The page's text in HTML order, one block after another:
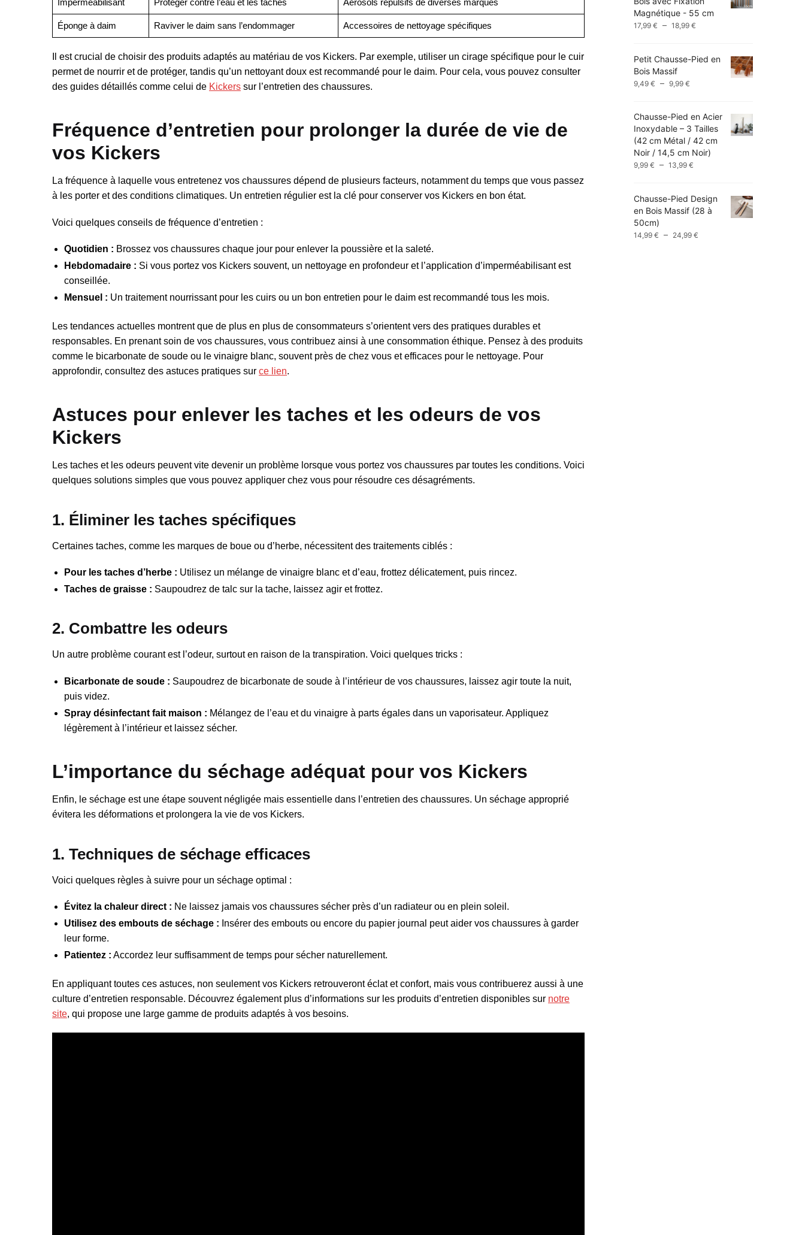
Éponge à daim Raviver le daim sans l’endommager Accessoires de nettoyage spécifiques
Il est crucial de choisir des produits adaptés au matériau de vos Kickers. Par exemple, utiliser un cirage spécifique pour le cuir
permet de nourrir et de protéger, tandis qu’un nettoyant doux est recommandé pour le daim. Pour cela, vous pouvez consulter
des guides détaillés comme celui de Kickers sur l’entretien des chaussures.
Fréquence d’entretien pour prolonger la durée de vie de
vos Kickers
La fréquence à laquelle vous entretenez vos chaussures dépend de plusieurs facteurs, notamment du temps que vous passez
à les porter et des conditions climatiques. Un entretien régulier est la clé pour conserver vos Kickers en bon état.
Voici quelques conseils de fréquence d’entretien :
Quotidien : Brossez vos chaussures chaque jour pour enlever la poussière et la saleté.
Hebdomadaire : Si vous portez vos Kickers souvent, un nettoyage en profondeur et l’application d’imperméabilisant est
conseillée.
Mensuel : Un traitement nourrissant pour les cuirs ou un bon entretien pour le daim est recommandé tous les mois.
Les tendances actuelles montrent que de plus en plus de consommateurs s’orientent vers des pratiques durables et
responsables. En prenant soin de vos chaussures, vous contribuez ainsi à une consommation éthique. Pensez à des produits
comme le bicarbonate de soude ou le vinaigre blanc, souvent près de chez vous et efficaces pour le nettoyage. Pour
approfondir, consultez des astuces pratiques sur ce lien.
Astuces pour enlever les taches et les odeurs de vos
Kickers
Les taches et les odeurs peuvent vite devenir un problème lorsque vous portez vos chaussures par toutes les conditions. Voici
quelques solutions simples que vous pouvez appliquer chez vous pour résoudre ces désagréments.
1. Éliminer les taches spécifiques
Certaines taches, comme les marques de boue ou d’herbe, nécessitent des traitements ciblés :
Pour les taches d’herbe : Utilisez un mélange de vinaigre blanc et d’eau, frottez délicatement, puis rincez.
Taches de graisse : Saupoudrez de talc sur la tache, laissez agir et frottez.
2. Combattre les odeurs
Un autre problème courant est l’odeur, surtout en raison de la transpiration. Voici quelques tricks :
Bicarbonate de soude : Saupoudrez de bicarbonate de soude à l’intérieur de vos chaussures, laissez agir toute la nuit,
puis videz.
Spray désinfectant fait maison : Mélangez de l’eau et du vinaigre à parts égales dans un vaporisateur. Appliquez
légèrement à l’intérieur et laissez sécher.
L’importance du séchage adéquat pour vos Kickers
Enfin, le séchage est une étape souvent négligée mais essentielle dans l’entretien des chaussures. Un séchage approprié
évitera les déformations et prolongera la vie de vos Kickers.
1. Techniques de séchage efficaces
Voici quelques règles à suivre pour un séchage optimal :
Évitez la chaleur direct : Ne laissez jamais vos chaussures sécher près d’un radiateur ou en plein soleil.
Utilisez des embouts de séchage : Insérer des embouts ou encore du papier journal peut aider vos chaussures à garder
leur forme.
Patientez : Accordez leur suffisamment de temps pour sécher naturellement.
En appliquant toutes ces astuces, non seulement vos Kickers retrouveront éclat et confort, mais vous contribuerez aussi à une
culture d’entretien responsable. Découvrez également plus d’informations sur les produits d’entretien disponibles sur notre
site, qui propose une large gamme de produits adaptés à vos besoins.
à
49,99 €
Magnétique - 55 cm
17,99€ – 18,99€
17,99 €
Petit Chausse-Pied en
Bois Massif
9,49€ – 9,99€
9,49 €
à
9,99 €
Chausse-Pied en Acier
Inoxydable – 3 Tailles
(42 cm Métal / 42 cm
Noir / 14,5 cm Noir)
9,99€ – 13,99€
9,99 €
à
Chausse-Pied Design
en Bois Massif (28 à
50cm)
14,99€ – 24,99€